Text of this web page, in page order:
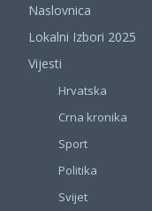
Naslovnica
Lokalni Izbori 2025
Vijesti
Hrvatska
Crna kronika
Sport
Politika
Svijet